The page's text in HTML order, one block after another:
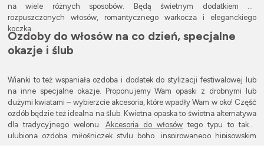
na wiele różnych sposobów. Będą świetnym dodatkiem do
rozpuszczonych włosów, romantycznego warkocza i eleganckiego
koczka.
Ozdoby do włosów na co dzień, specjalne
okazje i ślub
Wianki to też wspaniała ozdoba i dodatek do stylizacji festiwalowej lub
na inne specjalne okazje. Proponujemy Wam opaski z drobnymi lub
dużymi kwiatami – wybierzcie akcesoria, które wpadły Wam w oko! Część
ozdób będzie też idealna na ślub. Kwietna opaska to świetna alternatywa
dla tradycyjnego welonu. Akcesoria do włosów tego typu to także
ulubiona ozdoba miłośniczek stylu boho, inspirowanego hipisowskim